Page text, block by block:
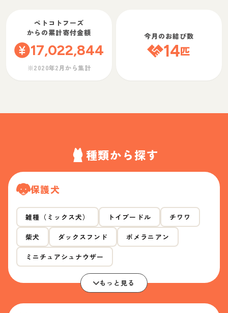
ペトコトフーズ
からの累計寄付金額
17,022,844
※2020年2月から集計
今月のお結び数
14匹
種類から探す
保護犬
雑種（ミックス犬） トイプードル チワワ
柴犬 ダックスフンド ポメラニアン
ミニチュアシュナウザー
もっと見る